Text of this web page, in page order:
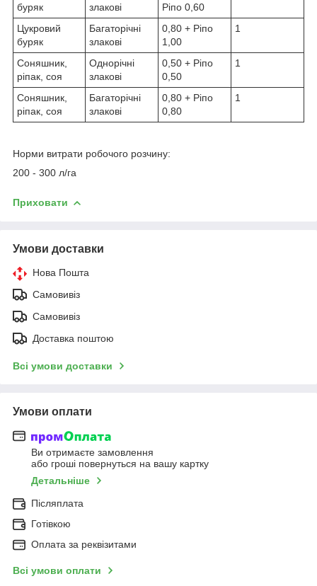
буряк
злакові
Ріпо 0,60
Цукровий
буряк
Багаторічні
злакові
0,80 + Ріпо
1,00
1
Соняшник,
ріпак, соя
Однорічні
злакові
0,50 + Ріпо
0,50
1
Соняшник,
ріпак, соя
Багаторічні
злакові
0,80 + Ріпо
0,80
1
Норми витрати робочого розчину:
200 - 300 л/га
Приховати
Умови доставки
Нова Пошта
Самовивіз
Самовивіз
Доставка поштою
Всі умови доставки
Умови оплати
Ви отримаєте замовлення
або гроші повернуться на вашу картку
Детальніше
Післяплата
Готівкою
Оплата за реквізитами
Всі умови оплати